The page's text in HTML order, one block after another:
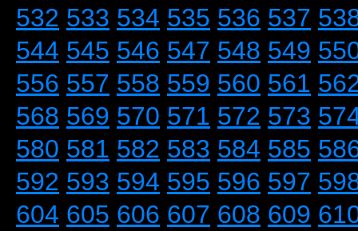
532 533 534 535 536 537
544 545 546 547 548 549
556 557 558 559 560 561
568 569 570 571 572 573
580 581 582 583 584 585
592 593 594 595 596 597
604 605 606 607 608 609